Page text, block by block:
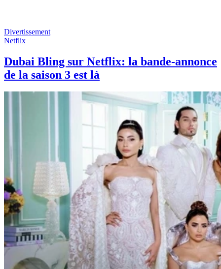
Divertissement
Netflix
Dubai Bling sur Netflix: la bande-annonce
de la saison 3 est là